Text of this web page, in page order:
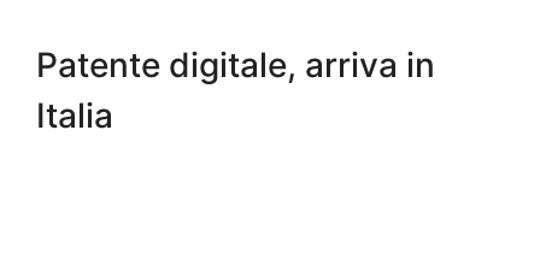
Patente digitale, arriva in
Italia